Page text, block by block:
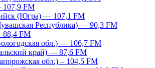
107,9 FM
(Югра) — 107,1 FM
Республика) — 90,3 FM
88,4 FM
обл.) — 106,7 FM
край) — 87,6 FM
обл.) – 104,5 FM